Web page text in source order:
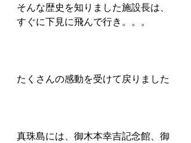
そんな歴史を知りました施設長は、
すぐに下見に飛んで行き。。。
たくさんの感動を受けて戻りました
真珠島には、御木本幸吉記念館、御